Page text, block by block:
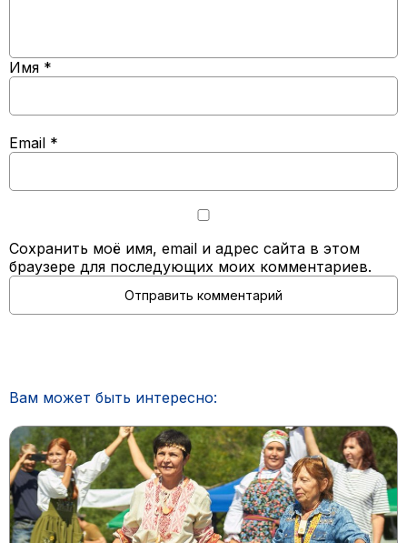
Имя *
Email *
Сохранить моё имя, email и адрес сайта в этом
браузере для последующих моих комментариев.
Вам может быть интересно: